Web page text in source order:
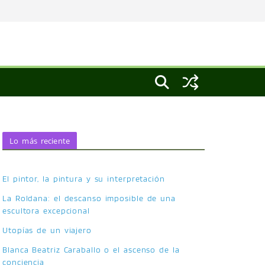
Lo más reciente
El pintor, la pintura y su interpretación
La Roldana: el descanso imposible de una
escultora excepcional
Utopías de un viajero
Blanca Beatriz Caraballo o el ascenso de la
conciencia